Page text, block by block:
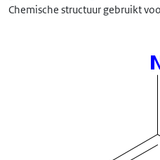
Chemische structuur gebruikt